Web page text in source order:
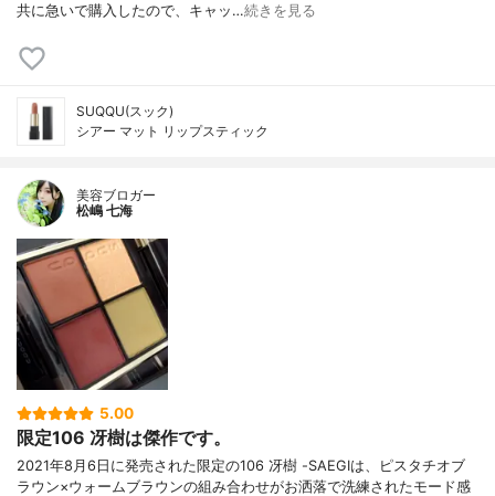
共に急いで購入したので、キャッ…続きを見る
SUQQU(スック)
シアー マット リップスティック
美容ブロガー
松嶋 七海
5.00
限定106 冴樹は傑作です。
2021年8月6日に発売された限定の106 冴樹 -SAEGIは、ピスタチオブ
ラウン×ウォームブラウンの組み合わせがお洒落で洗練されたモード感